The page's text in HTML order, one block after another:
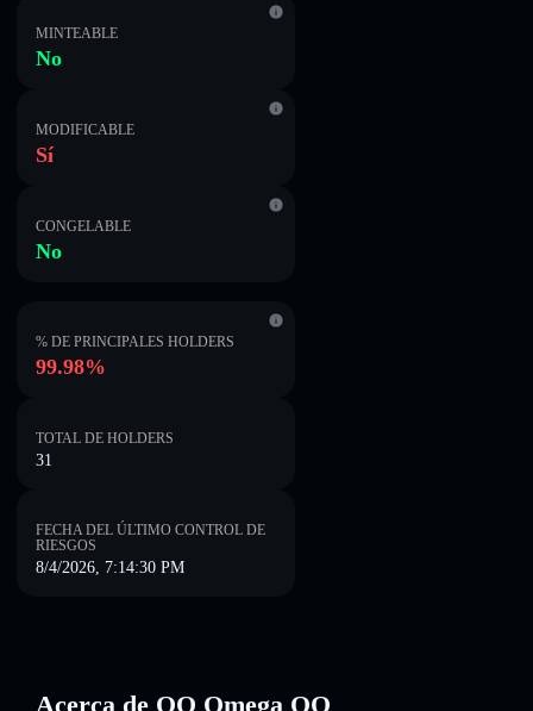
MINTEABLE
No
MODIFICABLE
Sí
CONGELABLE
No
% DE PRINCIPALES HOLDERS
99.98%
TOTAL DE HOLDERS
31
FECHA DEL ÚLTIMO CONTROL DE
RIESGOS
8/4/2026, 7:14:30 PM
Acerca de QQ Omega QQ